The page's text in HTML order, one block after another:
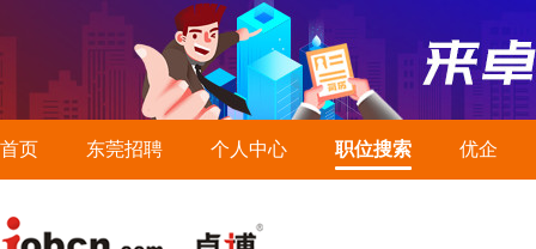
首页 东莞招聘 个人中心 职位搜索 优企